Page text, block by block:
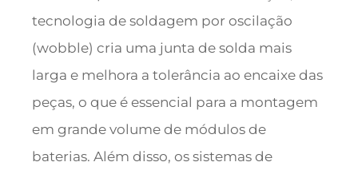
tecnologia de soldagem por oscilação
(wobble) cria uma junta de solda mais
larga e melhora a tolerância ao encaixe das
peças, o que é essencial para a montagem
em grande volume de módulos de
baterias. Além disso, os sistemas de